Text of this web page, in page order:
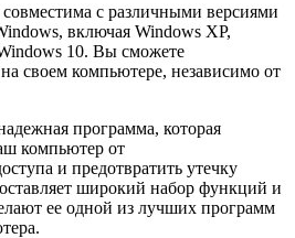
с различными версиями
включая Windows XP,
10. Вы сможете
своем компьютере, независимо от
программа, которая
компьютер от
и предотвратить утечку
широкий набор функций и
ее одной из лучших программ